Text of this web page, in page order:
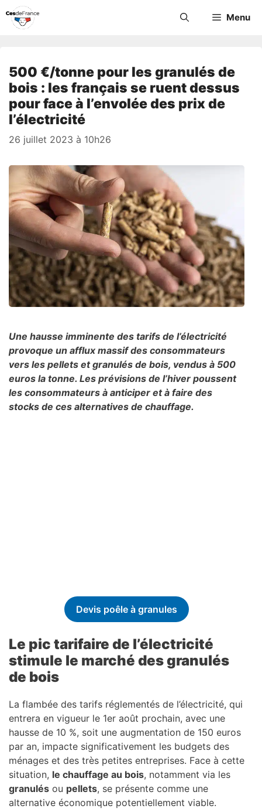
Aller
Menu
500 €/tonne pour les granulés de
bois : les français se ruent dessus
pour face à l’envolée des prix de
l’électricité
26 juillet 2023 à 10h26
Une hausse imminente des tarifs de l’électricité
provoque un afflux massif des consommateurs
vers les pellets et granulés de bois, vendus à 500
euros la tonne. Les prévisions de l’hiver poussent
les consommateurs à anticiper et à faire des
stocks de ces alternatives de chauffage.
Devis poêle à granules
Le pic tarifaire de l’électricité
stimule le marché des granulés
de bois
La flambée des tarifs réglementés de l’électricité, qui
entrera en vigueur le 1er août prochain, avec une
hausse de 10 %, soit une augmentation de 150 euros
par an, impacte significativement les budgets des
ménages et des très petites entreprises. Face à cette
situation, le chauffage au bois, notamment via les
granulés ou pellets, se présente comme une
alternative économique potentiellement viable.